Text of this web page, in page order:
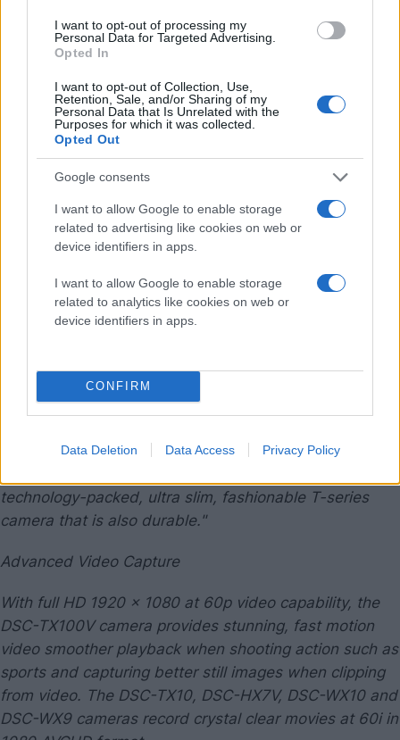
I want to opt-out of processing my
Personal Data for Targeted Advertising.
Opted In
I want to opt-out of Collection, Use,
Retention, Sale, and/or Sharing of my
Personal Data that Is Unrelated with the
Purposes for which it was collected.
Opted Out
Google consents
I want to allow Google to enable storage
related to advertising like cookies on web or
device identifiers in apps.
I want to allow Google to enable storage
related to analytics like cookies on web or
device identifiers in apps.
CONFIRM
Data Deletion Data Access Privacy Policy
are getting the best image quality as well as all of the
benefits of the "Exmor R" CMOS sensor technology in
With Sony's 16.2-megapixel "Exmor R" back-illuminated
CMOS sensor technology, these models provide
excellent low-light performance, up to 10fps burst
shooting and the Intelligent Sweep Panorama™ feature.
"The DSC-WX10 and DSC-WX9 Cyber-shot cameras
are technology packed CMOS models providing the
light, 3D Still Image/3D Sweep Panorama mode and
AVCHD™ video all in a compact size with a wide, bright
continues to improve, while addressing the growth in
the compact high-zoom camera segment. With the
ultra slim, sleek camera that can go anywhere and do
technology-packed, ultra slim, fashionable T-series
camera that is also durable."
Advanced Video Capture
With full HD 1920 x 1080 at 60p video capability, the
DSC-TX100V camera provides stunning, fast motion
video smoother playback when shooting action such as
sports and capturing better still images when clipping
from video. The DSC-TX10, DSC-HX7V, DSC-WX10 and
DSC-WX9 cameras record crystal clear movies at 60i in